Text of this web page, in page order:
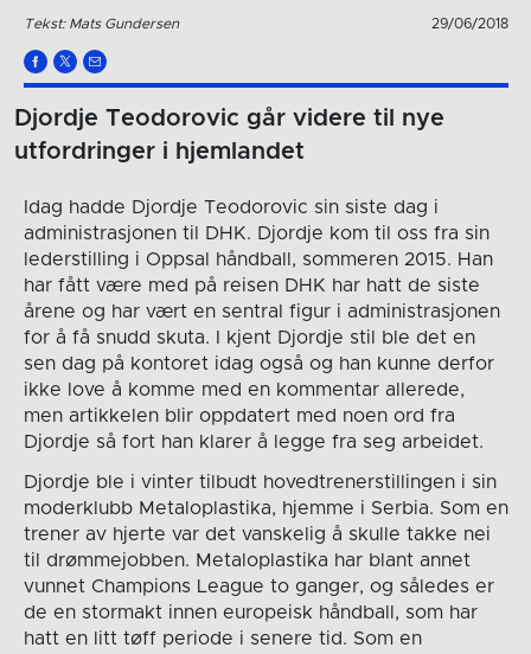
Tekst: Mats Gundersen 29/06/2018
Djordje Teodorovic går videre til nye
utfordringer i hjemlandet
Idag hadde Djordje Teodorovic sin siste dag i
administrasjonen til DHK. Djordje kom til oss fra sin
lederstilling i Oppsal håndball, sommeren 2015. Han
har fått være med på reisen DHK har hatt de siste
årene og har vært en sentral figur i administrasjonen
for å få snudd skuta. I kjent Djordje stil ble det en
sen dag på kontoret idag også og han kunne derfor
ikke love å komme med en kommentar allerede,
men artikkelen blir oppdatert med noen ord fra
Djordje så fort han klarer å legge fra seg arbeidet.
Djordje ble i vinter tilbudt hovedtrenerstillingen i sin
moderklubb Metaloplastika, hjemme i Serbia. Som en
trener av hjerte var det vanskelig å skulle takke nei
til drømmejobben. Metaloplastika har blant annet
vunnet Champions League to ganger, og således er
de en stormakt innen europeisk håndball, som har
hatt en litt tøff periode i senere tid. Som en